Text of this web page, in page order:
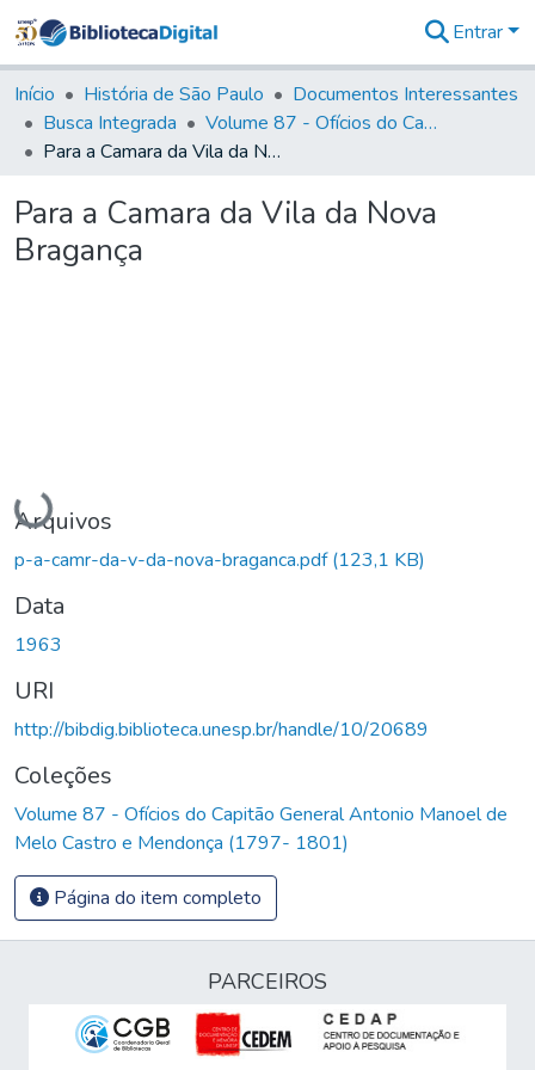
&
Coleções
Tudo na
Biblioteca
Estatísticas
Entrar
Início História de São Paulo
Documentos Interessantes
Busca Integrada
Volume 87 - Ofícios do Capitão General Antonio Manoel de Melo Castro e Mendonça (1797- 1801)
Para a Camara da Vila da Nova Bragança
Para a Camara da Vila da Nova
Bragança
Carregando...
Arquivos
p-a-camr-da-v-da-nova-braganca.pdf(123,1 KB)
Data
1963
URI
http://bibdig.biblioteca.unesp.br/handle/10/20689
Coleções
Volume 87 - Ofícios do Capitão General Antonio Manoel de
Melo Castro e Mendonça (1797- 1801)
Página do item completo
PARCEIROS